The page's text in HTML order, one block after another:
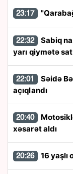
23:17
22:32
yarı qiymətə
22:01
açıqlandı
20:40
xəsarət aldı
20:26 16 yaşlı